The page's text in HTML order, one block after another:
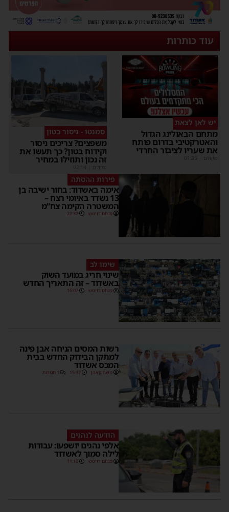
עוד כותרות
יש לאן לצאת
מתחם הבאולינג הגדול
והאטרקטיבי בדרום פותח
את שעריו לציבור החרדי
מקודם
סמנטו - ניסור בטון
משפצים? צריכים ניסור
וקידוח בטון? כך תעשו את
זה נכון ותוזילו במחיר
מקודם
פירות ההסתה
אימה באשדוד: בחור ישיבה בן
13 נשדד באיומי רצח –
המשטרה הקימה צח”מ
מנחם דויטש 22:32
שימו לב
שינוי חריג במועד השוק
באשדוד – זה התאריך החדש
מנחם דויטש 16:07
רשות המסים הניחה אבן פינה
למתקן הבידוק החדש בבית
המכס אשדוד
משה קאהן 15:37 1 תגובות
הודעה לנהגים
אלפי נהגים יושפעו: עבודות
לילה סמוך לאשדוד
מנחם דויטש 11:10